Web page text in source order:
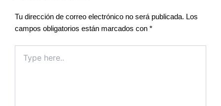
Tu dirección de correo electrónico no será publicada. Los
campos obligatorios están marcados con *
here..